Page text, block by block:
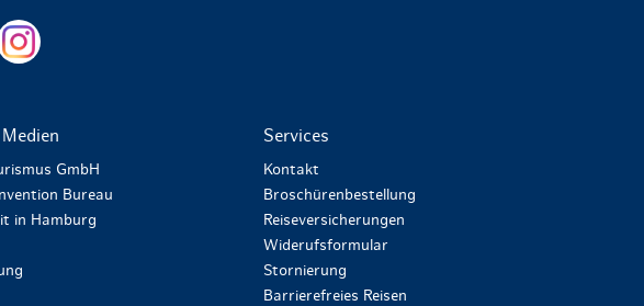
GmbH
Bureau
in Hamburg
Services
Kontakt
Broschürenbestellung
Reiseversicherungen
Widerufsformular
Stornierung
Barrierefreies Reisen